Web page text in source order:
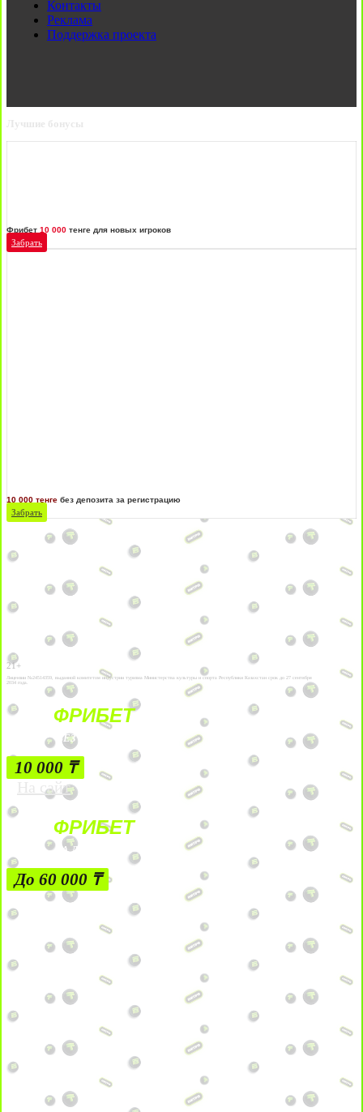
Контакты
Реклама
Поддержка проекта
Лучшие бонусы
Фрибет 10 000 тенге для новых игроков
Забрать
10 000 тенге без депозита за регистрацию
Забрать
21+
Лицензии №24514359, выданной комитетом индустрии туризма Министерства культуры и спорта Республики Казахстан срок до 27 сентября
2034 года.
ФРИБЕТ
БЕЗ УСЛОВИЙ
10 000 ₸
На сайт
ФРИБЕТ
ЗА ДЕПОЗИТЫ
До 60 000 ₸